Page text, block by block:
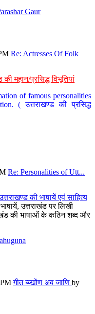
Gaur
Re: Actresses Of Folk
महान/प्रसिद्ध विभूतियां
of famous personalities
( उत्तराखण्ड की प्रसिद्ध
Re: Personalities of Utt...
की भाषायें एवं साहित्य
उत्तराखंड पर लिखी
की भाषाओं के कठिन शब्द और
PMगीत ब्य्खोंण अब जाणि by